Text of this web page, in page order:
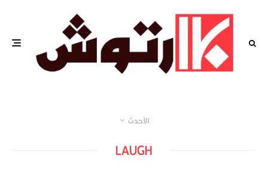
الأحدث
LAUGH